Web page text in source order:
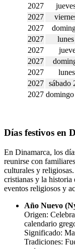
2027
2027
2027
2027
2027
2027
2027
2027 sábado
2027
Días festivos en
En Dinamarca, los
reunirse con
culturales y
cristianas y la historia
eventos religiosos y
Año Nuevo
Origen:
calendario
Significado:
Tradiciones: